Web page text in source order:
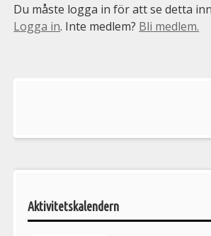
Du måste logga in för att se detta
Logga in. Inte medlem? Bli medlem.
aktiviteter
Aktivitetskalendern